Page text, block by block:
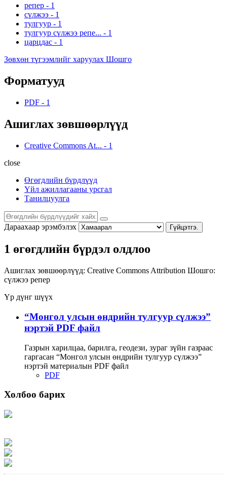
репер - 1
сүлжээ - 1
тулгуур - 1
тулгуур сүлжээ репе... - 1
царцдас - 1
Зөвхөн түгээмлийг харуулах Шошго
Форматууд
PDF - 1
Ашиглах зөвшөөрлүүд
Creative Commons At... - 1
close
Өгөгдлийн бүрдлүүд
Үйл ажиллагааны урсгал
Танилцуулга
Дараахаар эрэмбэлэх Гүйцэтгэ.
1 өгөгдлийн бүрдэл олдлоо
Ашиглах зөвшөөрлүүд: Creative Commons Attribution Шошго:
сүлжээ репер
Үр дүнг шүүх
“Монгол улсын өндрийн тулгуур сүлжээ”
нэртэй PDF файл
Газрын харилцаа, барилга, геодези, зураг зүйн газраас
гаргасан “Монгол улсын өндрийн тулгуур сүлжээ”
нэртэй материалын PDF файл
PDF
Холбоо барих